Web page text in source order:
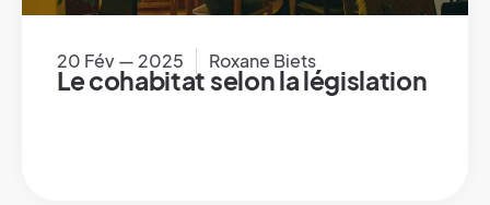
20 Fév — 2025 Roxane Biets
Le cohabitat selon la législation